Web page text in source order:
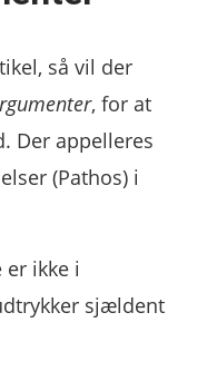
så vil der
, for at
Der appelleres
(Pathos) i
er ikke i
sjældent